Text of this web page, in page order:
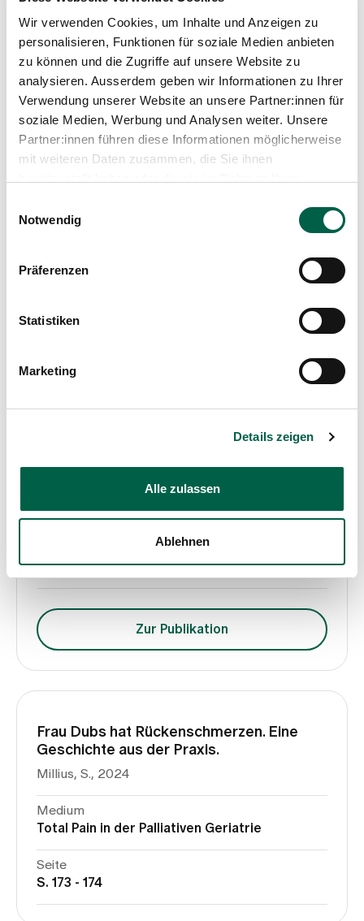
Wir verwenden Cookies, um Inhalte und Anzeigen zu
personalisieren, Funktionen für soziale Medien anbieten
zu können und die Zugriffe auf unsere Website zu
analysieren. Ausserdem geben wir Informationen zu Ihrer
Verwendung unserer Website an unsere Partner:innen für
soziale Medien, Werbung und Analysen weiter. Unsere
Partner:innen führen diese Informationen möglicherweise
mit weiteren Daten zusammen, die Sie ihnen
Notwendig
Präferenzen
Statistiken
Marketing
Details zeigen
Alle zulassen
Ablehnen
Shoulder Dystocia. Guideline of the
DGGG, OEGGG and SGGG (S2k-Level,
AWMF Registry No. 015/098, 10/2024)
Jakubowski P., Abele H., Bamberg C., Bogner G.,
Desery K., Fazelnia C., Jückstock J., Hamza A.S.,
Heihoff-Klose A., Janning L., Köbke A.,
Kyvernitakis I., Lütje W., Reister F., Reitter A.,
Seeger S., Seehafer P., Springer L. et al., 2024
Geburtshilfe und Frauenheilkunde
85(2), S. 169–189
Der sonographisch kleine Fetus
Aerzteverlag medinfo AG
14(5), S. 11–18
Zur Publikation
Frau Dubs hat Rückenschmerzen. Eine
Geschichte aus der Praxis.
Millius, S., 2024
Medium
Total Pain in der Palliativen Geriatrie
Seite
S. 173 - 174